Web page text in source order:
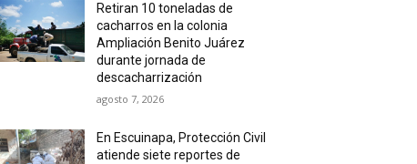
Retiran 10 toneladas de
cacharros en la colonia
Ampliación Benito Juárez
durante jornada de
descacharrización
agosto 7, 2026
En Escuinapa, Protección Civil
atiende siete reportes de